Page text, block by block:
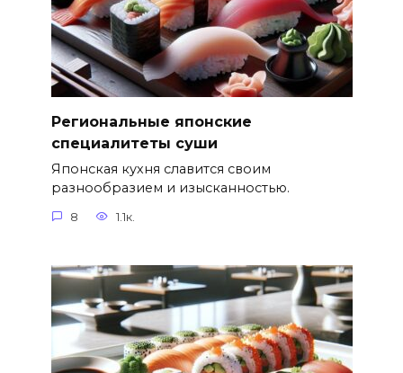
Региональные японские
специалитеты суши
Японская кухня славится своим
разнообразием и изысканностью.
8 1.1к.